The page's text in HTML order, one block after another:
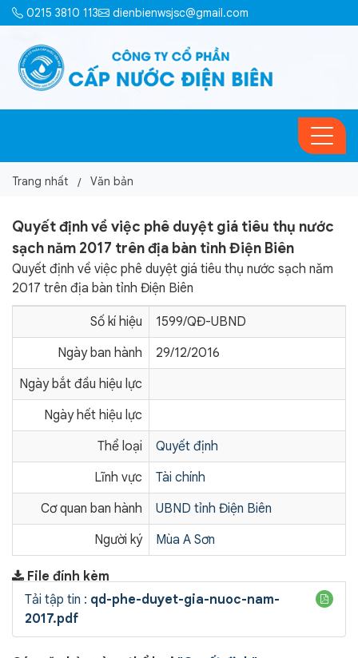
0215 3810 113 dienbienwsjsc@gmail.com
Trang nhất Văn bản
Quyết định về việc phê duyệt giá tiêu thụ nước
sạch năm 2017 trên địa bàn tỉnh Điện Biên
Quyết định về việc phê duyệt giá tiêu thụ nước sạch năm
2017 trên địa bàn tỉnh Điện Biên
Số kí hiệu
1599/QĐ-UBND
Ngày ban hành
29/12/2016
Ngày bắt đầu hiệu lực
Ngày hết hiệu lực
Thể loại
Quyết định
Lĩnh vực
Tài chính
Cơ quan ban hành
UBND tỉnh Điện Biên
Người ký
Mùa A Sơn
File đính kèm
Tải tập tin : qd-phe-duyet-gia-nuoc-nam-
2017.pdf